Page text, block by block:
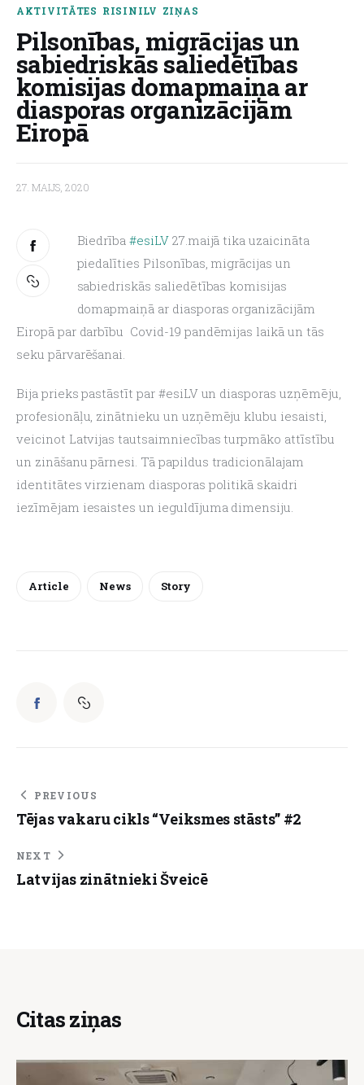
About us
AKTIVITĀTES RISINILV ZIŅAS
Pilsonības, migrācijas un
sabiedriskās saliedētības
komisijas domapmaiņa ar
diasporas organizācijām
Eiropā
27. MAIJS, 2020
Biedrība #esiLV 27.maijā tika uzaicināta
piedalīties Pilsonības, migrācijas un
sabiedriskās saliedētības komisijas
domapmaiņā ar diasporas organizācijām
Eiropā par darbību  Covid-19 pandēmijas laikā un tās
seku pārvarēšanai.
Bija prieks pastāstīt par #esiLV un diasporas uzņēmēju,
profesionāļu, zinātnieku un uzņēmēju klubu iesaisti,
veicinot Latvijas tautsaimniecības turpmāko attīstību
un zināšanu pārnesi. Tā papildus tradicionālajam
identitātes virzienam diasporas politikā skaidri
iezīmējam iesaistes un ieguldījuma dimensiju.
Article News Story
PREVIOUS
Tējas vakaru cikls “Veiksmes stāsts” #2
NEXT
Latvijas zinātnieki Šveicē
Citas ziņas